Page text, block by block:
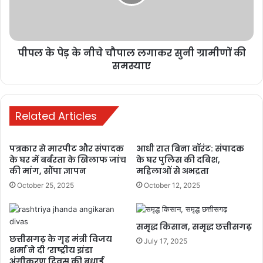
ग्रामीणों
पीपल के पेड़ के नीचे चौपाल लगाकर सुनी ग्रामीणों की
समस्याए
Related Articles
पत्रकार से मारपीट और संपादक
के घर में बर्बरता के खिलाफ जांच
की मांग, सौंपा ज्ञापन
October 25, 2025
आधी रात बिना वॉरंट: संपादक
के घर पुलिस की दबिश,
महिलाओं से अभद्रता
October 12, 2025
छत्तीसगढ़ के गृह मंत्री विजय
शर्मा ने दी ‘राष्ट्रीय झंडा
समृद्ध किसान, समृद्ध छत्तीसगढ़
July 17, 2025